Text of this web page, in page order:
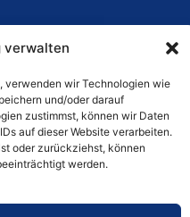
verwalten
verwenden wir Technologien wie
und/oder darauf
zustimmst, können wir Daten
auf dieser Website verarbeiten.
oder zurückziehst, können
werden.